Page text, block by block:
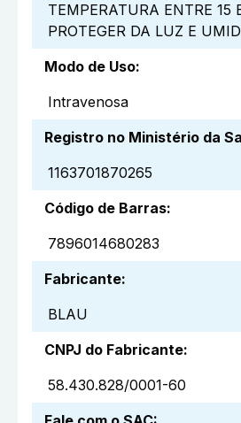
TEMPERATURA ENTRE 15
PROTEGER DA LUZ E
Modo de Uso:
Intravenosa
Registro no Ministério da
1163701870265
Código de Barras:
7896014680283
Fabricante:
BLAU
CNPJ do Fabricante:
58.430.828/0001-60